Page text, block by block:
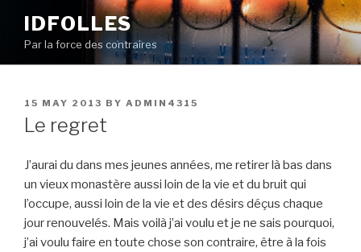
content
IDFOLLES
Par la force des contraires
POSTED
ON
15 MAY 2013 BY ADMIN4315
Le regret
J’aurai du dans mes jeunes années, me retirer là bas dans
un vieux monastère aussi loin de la vie et du bruit qui
l’occupe, aussi loin de la vie et des désirs déçus chaque
jour renouvelés. Mais voilà j’ai voulu et je ne sais pourquoi,
j’ai voulu faire en toute chose son contraire, être à la fois